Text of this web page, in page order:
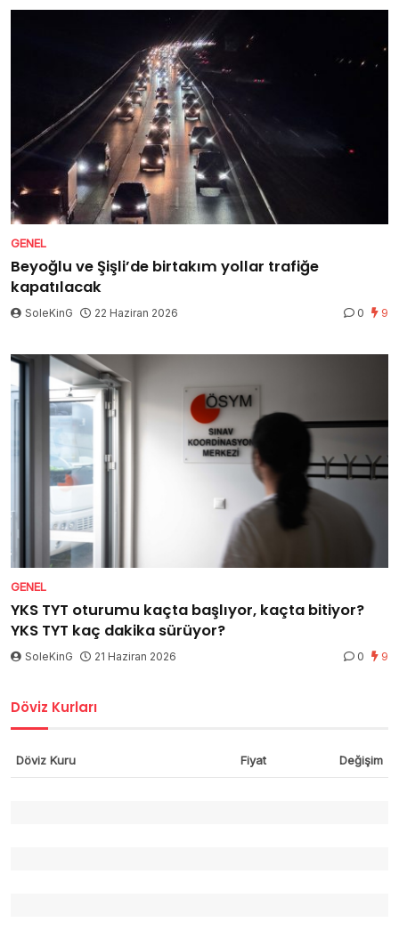
GENEL
Beyoğlu ve Şişli’de birtakım yollar trafiğe
kapatılacak
SoleKinG 22 Haziran 2026 0 9
GENEL
YKS TYT oturumu kaçta başlıyor, kaçta bitiyor?
YKS TYT kaç dakika sürüyor?
SoleKinG 21 Haziran 2026 0 9
Döviz Kurları
Döviz Kuru Fiyat Değişim